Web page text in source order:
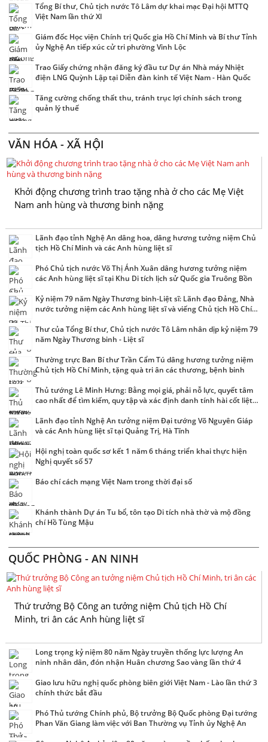
Tổng Bí thư, Chủ tịch nước Tô Lâm dự khai mạc Đại hội MTTQ
Việt Nam lần thứ XI
Giám đốc Học viện Chính trị Quốc gia Hồ Chí Minh và Bí thư Tỉnh
ủy Nghệ An tiếp xúc cử tri phường Vinh Lộc
Trao Giấy chứng nhận đăng ký đầu tư Dự án Nhà máy Nhiệt
điện LNG Quỳnh Lập tại Diễn đàn kinh tế Việt Nam - Hàn Quốc
Tăng cường chống thất thu, tránh trục lợi chính sách trong
quản lý thuế
VĂN HÓA - XÃ HỘI
Khởi động chương trình trao tặng nhà ở cho các Mẹ Việt
Nam anh hùng và thương binh nặng
Lãnh đạo tỉnh Nghệ An dâng hoa, dâng hương tưởng niệm Chủ
tịch Hồ Chí Minh và các Anh hùng liệt sĩ
Phó Chủ tịch nước Võ Thị Ánh Xuân dâng hương tưởng niệm
các Anh hùng liệt sĩ tại Khu Di tích lịch sử Quốc gia Truông Bồn
Kỷ niệm 79 năm Ngày Thương binh-Liệt sĩ: Lãnh đạo Đảng, Nhà
nước tưởng niệm các Anh hùng liệt sĩ và viếng Chủ tịch Hồ Chí
Thư của Tổng Bí thư, Chủ tịch nước Tô Lâm nhân dịp kỷ niệm 79
năm Ngày Thương binh - Liệt sĩ
Thường trực Ban Bí thư Trần Cẩm Tú dâng hương tưởng niệm
Chủ tịch Hồ Chí Minh, tặng quà tri ân các thương, bệnh binh
Thủ tướng Lê Minh Hưng: Bằng mọi giá, phải nỗ lực, quyết tâm
cao nhất để tìm kiếm, quy tập và xác định danh tính hài cốt liệt
Lãnh đạo tỉnh Nghệ An tưởng niệm Đại tướng Võ Nguyên Giáp
và các Anh hùng liệt sĩ tại Quảng Trị, Hà Tĩnh
Hội nghị toàn quốc sơ kết 1 năm 6 tháng triển khai thực hiện
Nghị quyết số 57
Báo chí cách mạng Việt Nam trong thời đại số
Khánh thành Dự án Tu bổ, tôn tạo Di tích nhà thờ và mộ đồng
chí Hồ Tùng Mậu
QUỐC PHÒNG - AN NINH
Thứ trưởng Bộ Công an tưởng niệm Chủ tịch Hồ Chí
Minh, tri ân các Anh hùng liệt sĩ
Long trọng kỷ niệm 80 năm Ngày truyền thống lực lượng An
ninh nhân dân, đón nhận Huân chương Sao vàng lần thứ 4
Giao lưu hữu nghị quốc phòng biên giới Việt Nam - Lào lần thứ 3
chính thức bắt đầu
Phó Thủ tướng Chính phủ, Bộ trưởng Bộ Quốc phòng Đại tướng
Phan Văn Giang làm việc với Ban Thường vụ Tỉnh ủy Nghệ An